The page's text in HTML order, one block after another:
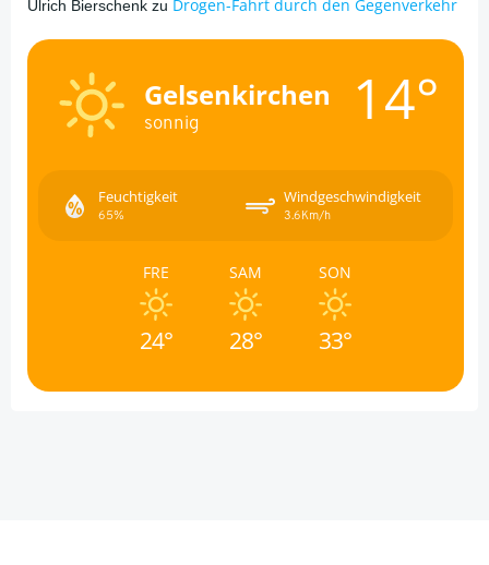
Ulrich Bierschenk zu Drogen-Fahrt durch den Gegenverkehr
Gelsenkirchen
sonnig 14°
Feuchtigkeit
65%
Windgeschwindigkeit
3.6Km/h
FRE
24°
SAM
28°
SON
33°